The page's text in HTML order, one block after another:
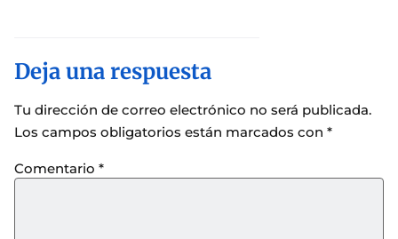
Deja una respuesta
Tu dirección de correo electrónico no será publicada.
Los campos obligatorios están marcados con *
Comentario *